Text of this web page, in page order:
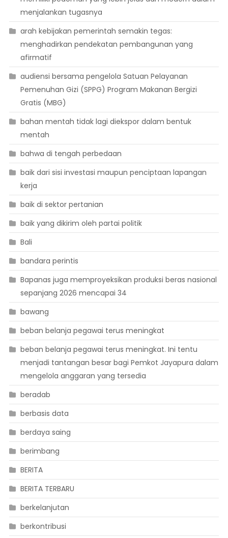
menjalankan tugasnya
arah kebijakan pemerintah semakin tegas:
menghadirkan pendekatan pembangunan yang
afirmatif
audiensi bersama pengelola Satuan Pelayanan
Pemenuhan Gizi (SPPG) Program Makanan Bergizi
Gratis (MBG)
bahan mentah tidak lagi diekspor dalam bentuk
mentah
bahwa di tengah perbedaan
baik dari sisi investasi maupun penciptaan lapangan
kerja
baik di sektor pertanian
baik yang dikirim oleh partai politik
Bali
bandara perintis
Bapanas juga memproyeksikan produksi beras nasional
sepanjang 2026 mencapai 34
bawang
beban belanja pegawai terus meningkat
beban belanja pegawai terus meningkat. Ini tentu
menjadi tantangan besar bagi Pemkot Jayapura dalam
mengelola anggaran yang tersedia
beradab
berbasis data
berdaya saing
berimbang
BERITA
BERITA TERBARU
berkelanjutan
berkontribusi